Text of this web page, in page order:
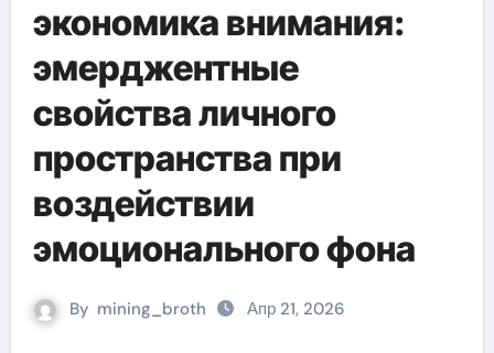
экономика внимания:
эмерджентные
свойства личного
пространства при
воздействии
эмоционального фона
By mining_broth Апр 21, 2026